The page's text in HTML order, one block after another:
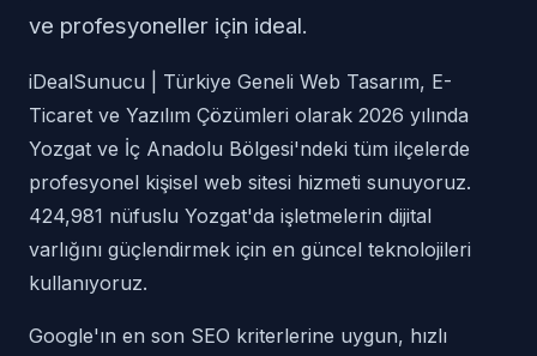
ve profesyoneller için ideal.
iDealSunucu | Türkiye Geneli Web Tasarım, E-
Ticaret ve Yazılım Çözümleri olarak 2026 yılında
Yozgat ve İç Anadolu Bölgesi'ndeki tüm ilçelerde
profesyonel kişisel web sitesi hizmeti sunuyoruz.
424,981 nüfuslu Yozgat'da işletmelerin dijital
varlığını güçlendirmek için en güncel teknolojileri
kullanıyoruz.
Google'ın en son SEO kriterlerine uygun, hızlı